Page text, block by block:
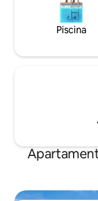
Piscina